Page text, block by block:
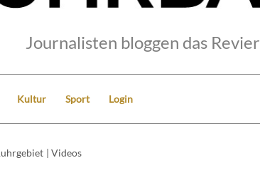
Journalisten bloggen das Revier
Kultur Sport Login
| Videos